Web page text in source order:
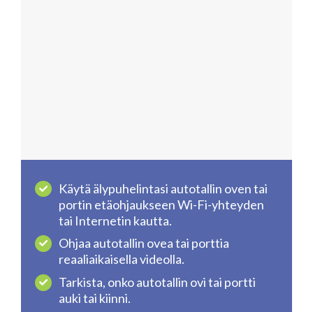
Käytä älypuhelintasi autotallin oven tai
portin etäohjaukseen Wi-Fi-yhteyden
tai Internetin kautta.
Ohjaa autotallin ovea tai porttia
reaaliaikaisella videolla.
Tarkista, onko autotallin ovi tai portti
auki tai kiinni.